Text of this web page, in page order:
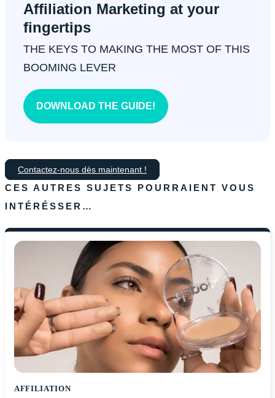
Affiliation Marketing at your
fingertips
THE KEYS TO MAKING THE MOST OF THIS
BOOMING LEVER
DOWNLOAD THE GUIDE!
Contactez-nous dès maintenant !
CES AUTRES SUJETS POURRAIENT VOUS
INTÉRÉSSER…
AFFILIATION